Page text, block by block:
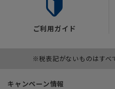
ご利用ガイド
※税表記がないものはすべ
キャンペーン情報